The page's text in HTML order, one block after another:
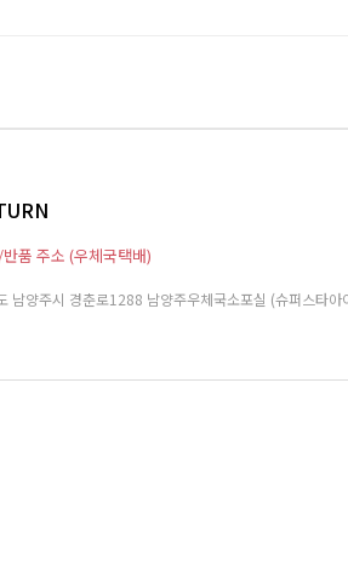
품 주소 (우체국택배)
남양주시 경춘로1288 남양주우체국소포실 (슈퍼스타아